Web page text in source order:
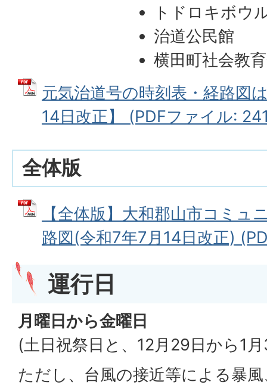
トドロキボウ
治道公民館
横田町社会教
元気治道号の時刻表・経路図
14日改正】 (PDFファイル:
全体版
【全体版】大和郡山市コミュ
路図(令和7年7月14日改正)
運行日
月曜日から金曜日
(土日祝祭日と、12月29日から1
ただし、台風の接近等による暴